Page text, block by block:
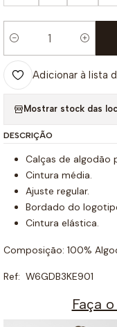
Quantidade
Adicionar à lista
Mostrar stock das
DESCRIÇÃO
Calças de algodão
Cintura média.
Ajuste regular.
Bordado do
Cintura elástica.
Composição: 100%
Ref: W6GDB3KE901
Faça